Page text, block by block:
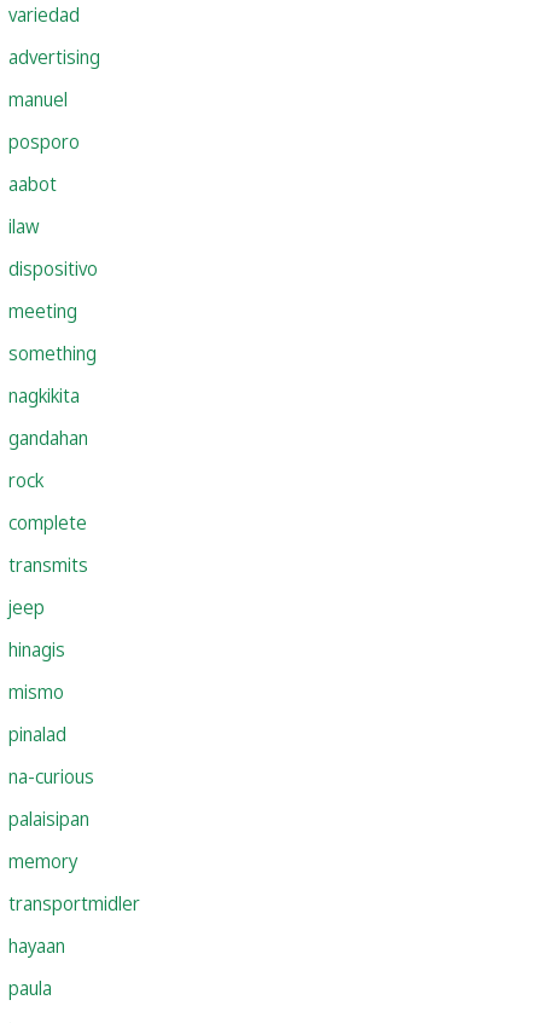
variedad
advertising
manuel
posporo
aabot
ilaw
dispositivo
meeting
something
nagkikita
gandahan
rock
complete
transmits
jeep
hinagis
mismo
pinalad
na-curious
palaisipan
memory
transportmidler
hayaan
paula